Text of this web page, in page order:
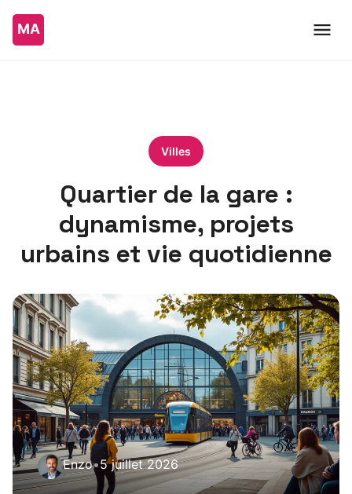
Villes
Quartier de la gare :
dynamisme, projets
urbains et vie quotidienne
Enzo•5 juillet 2026